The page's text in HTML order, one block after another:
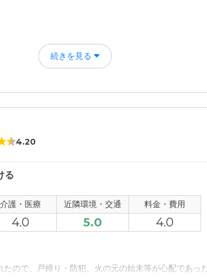
であった。本数が少ないバス便を利用するなど、一
続きを見る
4.20
る
介護・医療 近隣環境・交通 料金・費用
4.0 5.0 4.0
ので、戸締り・防犯、火の元の始末等が心配であっ